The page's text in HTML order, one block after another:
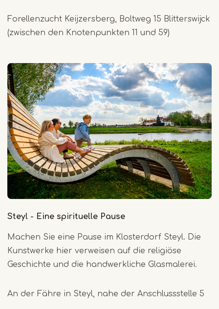
Forellenzucht Keijzersberg, Boltweg 15 Blitterswijck
(zwischen den Knotenpunkten 11 und 59)
Steyl - Eine spirituelle Pause
Machen Sie eine Pause im Klosterdorf Steyl. Die
Kunstwerke hier verweisen auf die religiöse
Geschichte und die handwerkliche Glasmalerei.
An der Fähre in Steyl, nahe der Anschlussstelle 5